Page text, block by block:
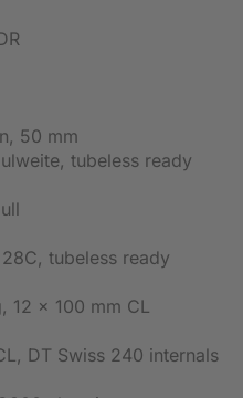
50 mm
tubeless ready
tubeless ready
12 x 100 mm CL
DT Swiss 240 internals